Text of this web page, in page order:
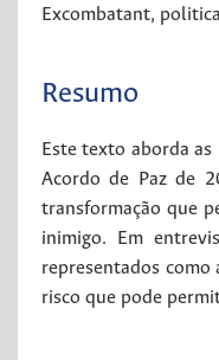
Excombatant,
Resumo
Este texto aborda
Acordo de Paz de
transformação que
inimigo. Em
representados
risco que pode